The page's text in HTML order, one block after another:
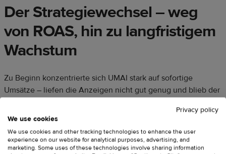
Der Strategiewechsel – weg
von ROAS, hin zu langfristigem
Wachstum
Zu Beginn konzentrierte sich UMAI stark auf sofortige
Umsätze – liefen die Anzeigen nicht gut genug und blieb der
einfach abgeschaltet. Doch mit der Zeit erkannte Ryan, dass
langfristig erfolgreich zu machen.
Privacy policy
We use cookies
We use cookies and other tracking technologies to enhance the user
experience on our website for analytical purposes, advertising, and
marketing. Some uses of these technologies involve sharing information